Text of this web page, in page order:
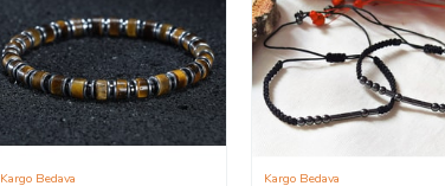
Kargo Bedava Kargo Bedava